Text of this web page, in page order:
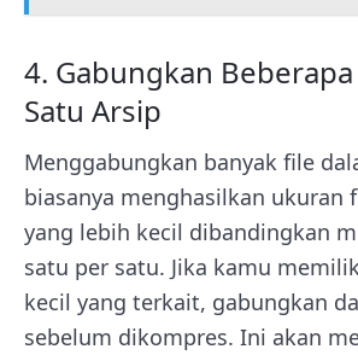
4. Gabungkan
Satu Arsip
Menggabungkan banyak file
biasanya menghasilkan ukuran
yang lebih kecil dibandingkan
satu per satu. Jika kamu
kecil yang terkait, gabungkan
sebelum dikompres. Ini akan